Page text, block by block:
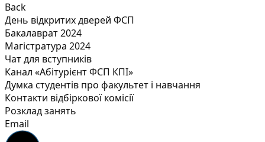
Back
День відкритих дверей ФСП
Бакалаврат 2024
Магістратура 2024
Чат для вступників
Канал «Абітурієнт ФСП КПІ»
Думка студентів про факультет і навчання
Контакти відбіркової комісії
Розклад занять
Email